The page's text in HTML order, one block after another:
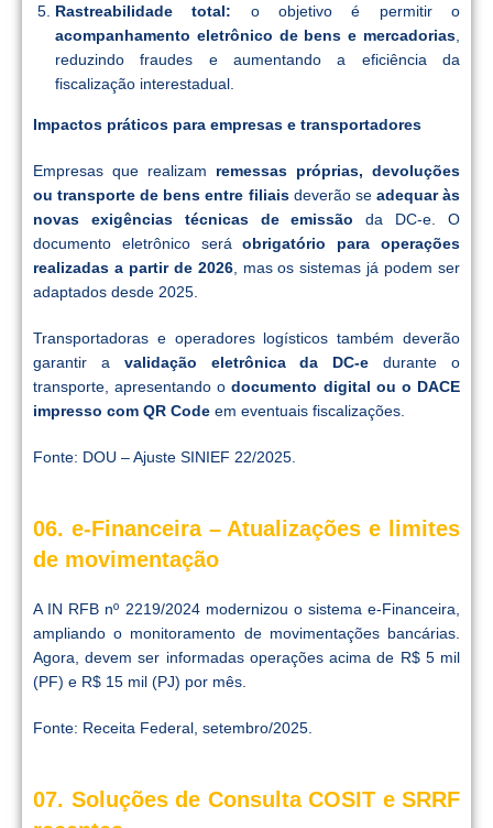
Rastreabilidade total: o objetivo é permitir o
acompanhamento eletrônico de bens e mercadorias,
reduzindo fraudes e aumentando a eficiência da
fiscalização interestadual.
Impactos práticos para empresas e transportadores
Empresas que realizam remessas próprias, devoluções
ou transporte de bens entre filiaisdeverão se adequar às
novas exigências técnicas de emissão da DC-e. O
documento eletrônico seráobrigatório para operações
realizadas a partir de 2026, mas os sistemas já podem ser
adaptados desde 2025.
Transportadoras e operadores logísticos também deverão
garantir a validação eletrônica da DC-e durante o
transporte, apresentando odocumento digital ou o DACE
impresso com QR Code em eventuais fiscalizações.
Fonte: DOU – Ajuste SINIEF 22/2025.
06. e-Financeira – Atualizações e limites
de movimentação
A IN RFB nº 2219/2024 modernizou o sistema e-Financeira,
ampliando o monitoramento de movimentações bancárias.
Agora, devem ser informadas operações acima de R$ 5 mil
(PF) e R$ 15 mil (PJ) por mês.
Fonte: Receita Federal, setembro/2025.
07. Soluções de Consulta COSIT e SRRF